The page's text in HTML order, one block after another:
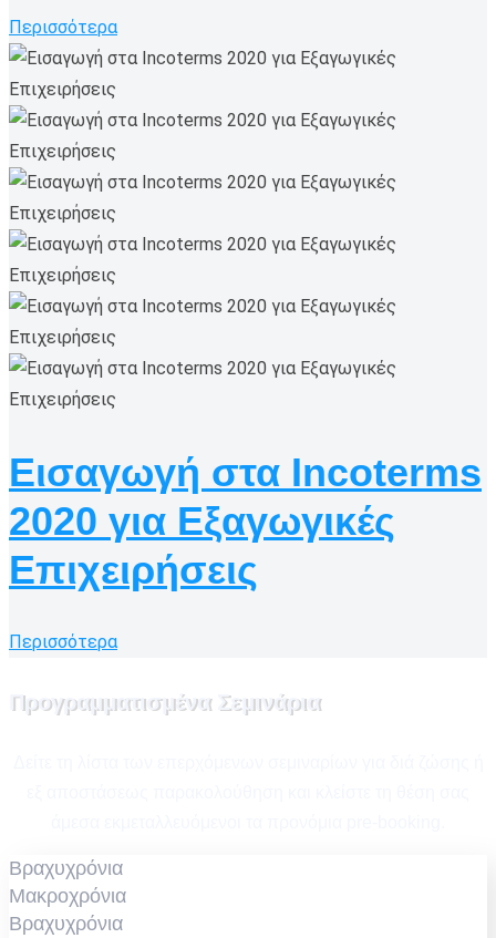
Περισσότερα
Εισαγωγή στα Incoterms
2020 για Εξαγωγικές
Επιχειρήσεις
Περισσότερα
Προγραμματισμένα Σεμινάρια
Βραχυχρόνια
Μακροχρόνια
Βραχυχρόνια